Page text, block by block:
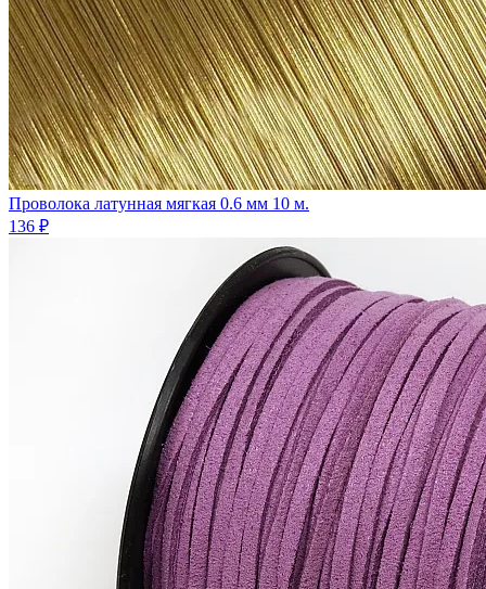
Проволока латунная мягкая 0.6 мм 10 м.
136 ₽